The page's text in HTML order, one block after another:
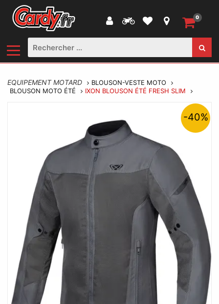
0
EQUIPEMENT MOTARD
BLOUSON-VESTE MOTO
BLOUSON MOTO ÉTÉ
IXON BLOUSON ÉTÉ FRESH SLIM
-40%